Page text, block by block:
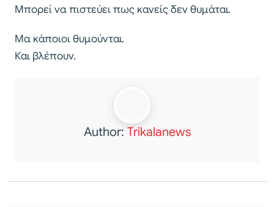
Μπορεί να πιστεύει πως κανείς δεν θυμάται.
Μα κάποιοι θυμούνται.
Και βλέπουν.
Author: Trikalanews